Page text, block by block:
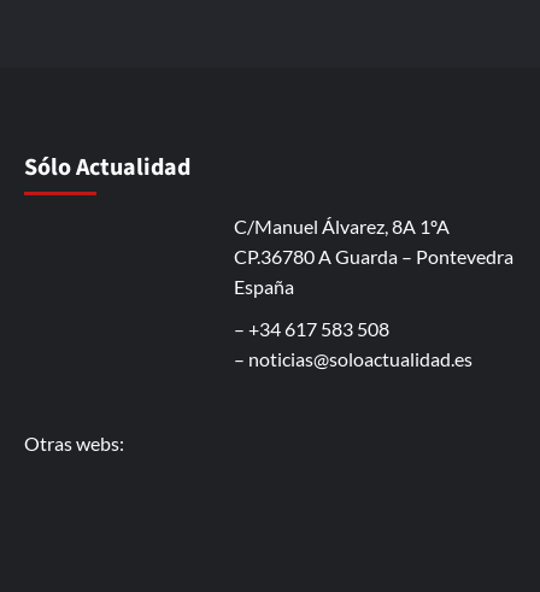
Sólo Actualidad
C/Manuel Álvarez, 8A 1ºA
CP.36780 A Guarda – Pontevedra
España
– +34 617 583 508
– noticias@soloactualidad.es
Otras webs: